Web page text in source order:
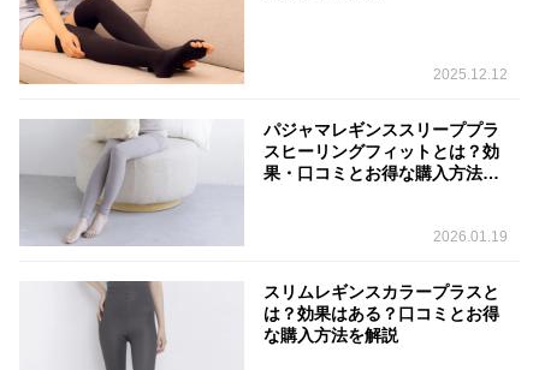
2025.12.12
パジャマレギンススリーププラ
スヒーリングフィットとは？効
果・口コミとお得な購入方法を
2026.01.19
スリムレギンスカラープラスと
は？効果はある？口コミとお得
な購入方法を解説